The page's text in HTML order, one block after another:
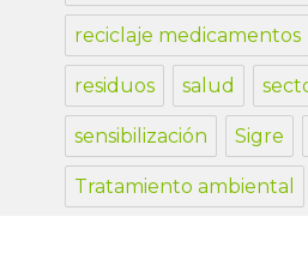
reciclaje medicamentos
residuos salud
sensibilización Sigre
Tratamiento ambiental